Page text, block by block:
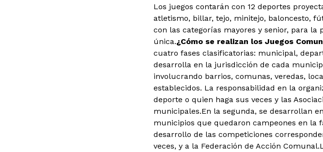
Los juegos contarán con 12 deportes
atletismo, billar, tejo, minitejo, baloncesto,
con las categorías mayores y senior, para la
única.¿Cómo se realizan los Juegos
cuatro fases clasificatorias: municipal,
desarrolla en la jurisdicción de cada
involucrando barrios, comunas, veredas,
establecidos. La responsabilidad en la
deporte o quien haga sus veces y las
municipales.En la segunda, se desarrollan
municipios que quedaron campeones en la
desarrollo de las competiciones
veces, y a la Federación de Acción